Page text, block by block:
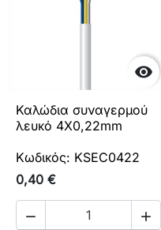

Καλώδια συναγερμού
λευκό 4Χ0,22mm
Κωδικός: KSEC0422
0,40 €
 